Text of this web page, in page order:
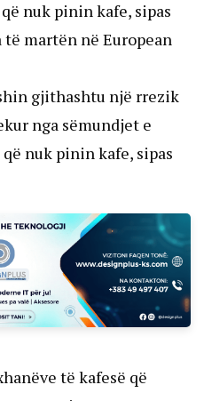
nuk pinin kafe, sipas
martën në European
gjithashtu një rrezik
nga sëmundjet e
nuk pinin kafe, sipas
të kafesë që